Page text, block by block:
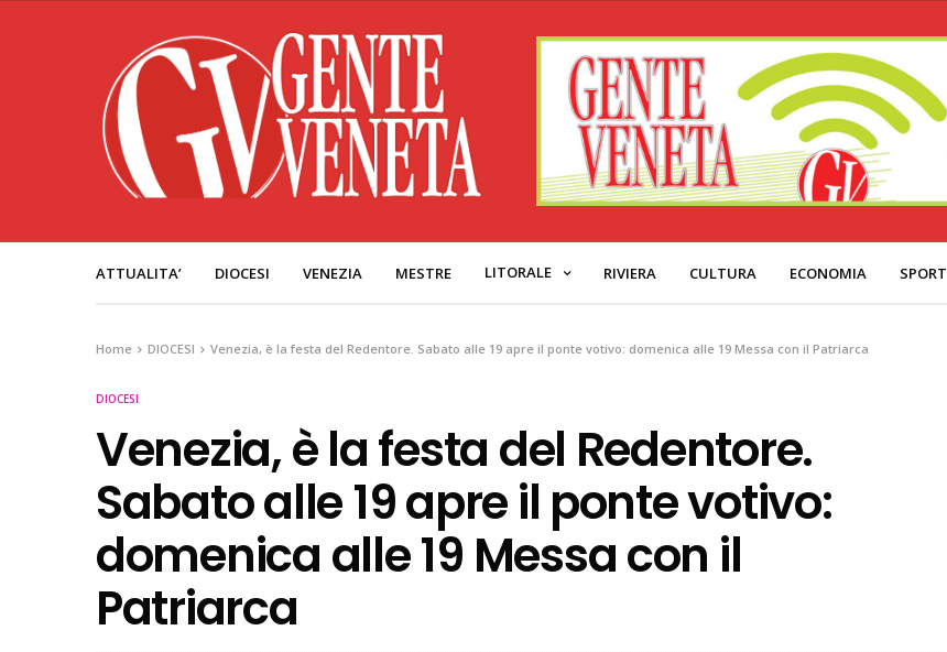
ATTUALITA’ DIOCESI VENEZIA MESTRE LITORALE RIVIERA CULTURA ECONOMIA SPORT
Home DIOCESI Venezia, è la festa del Redentore. Sabato alle 19 apre il ponte votivo: domenica alle 19 Messa con il Patriarca
DIOCESI
Venezia, è la festa del Redentore.
Sabato alle 19 apre il ponte votivo:
domenica alle 19 Messa con il
Patriarca